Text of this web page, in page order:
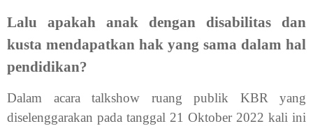
Lalu apakah anak dengan disabilitas dan
kusta mendapatkan hak yang sama dalam hal
pendidikan?
Dalam acara talkshow ruang publik KBR yang
diselenggarakan pada tanggal 21 Oktober 2022 kali ini